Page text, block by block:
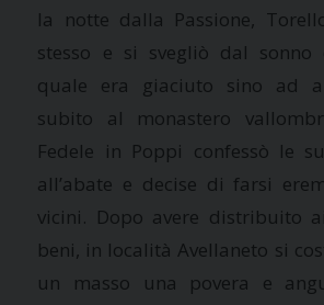
la notte dalla Passione,
stesso e si svegliò dal sonno
quale era giaciuto sino ad
subito al monastero
Fedele in Poppi confessò le
all’abate e decise di farsi
vicini. Dopo avere distribuito
beni, in località Avellaneto si
un masso una povera e